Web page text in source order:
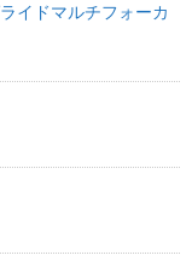
イドマルチフォーカ